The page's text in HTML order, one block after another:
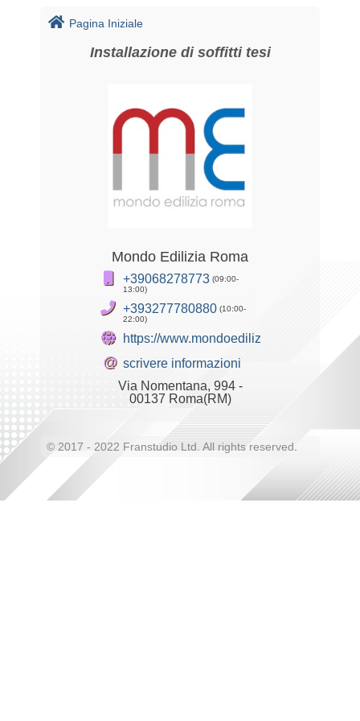
Pagina Iniziale
Installazione di soffitti tesi
Mondo Edilizia Roma
+39068278773 (09:00-
13:00)
+393277780880 (10:00-
22:00)
https://www.mondoediliziaroma.it
@ scrivere informazioni
Via Nomentana, 994 -
00137 Roma(RM)
© 2017 - 2022 Franstudio Ltd. All rights reserved